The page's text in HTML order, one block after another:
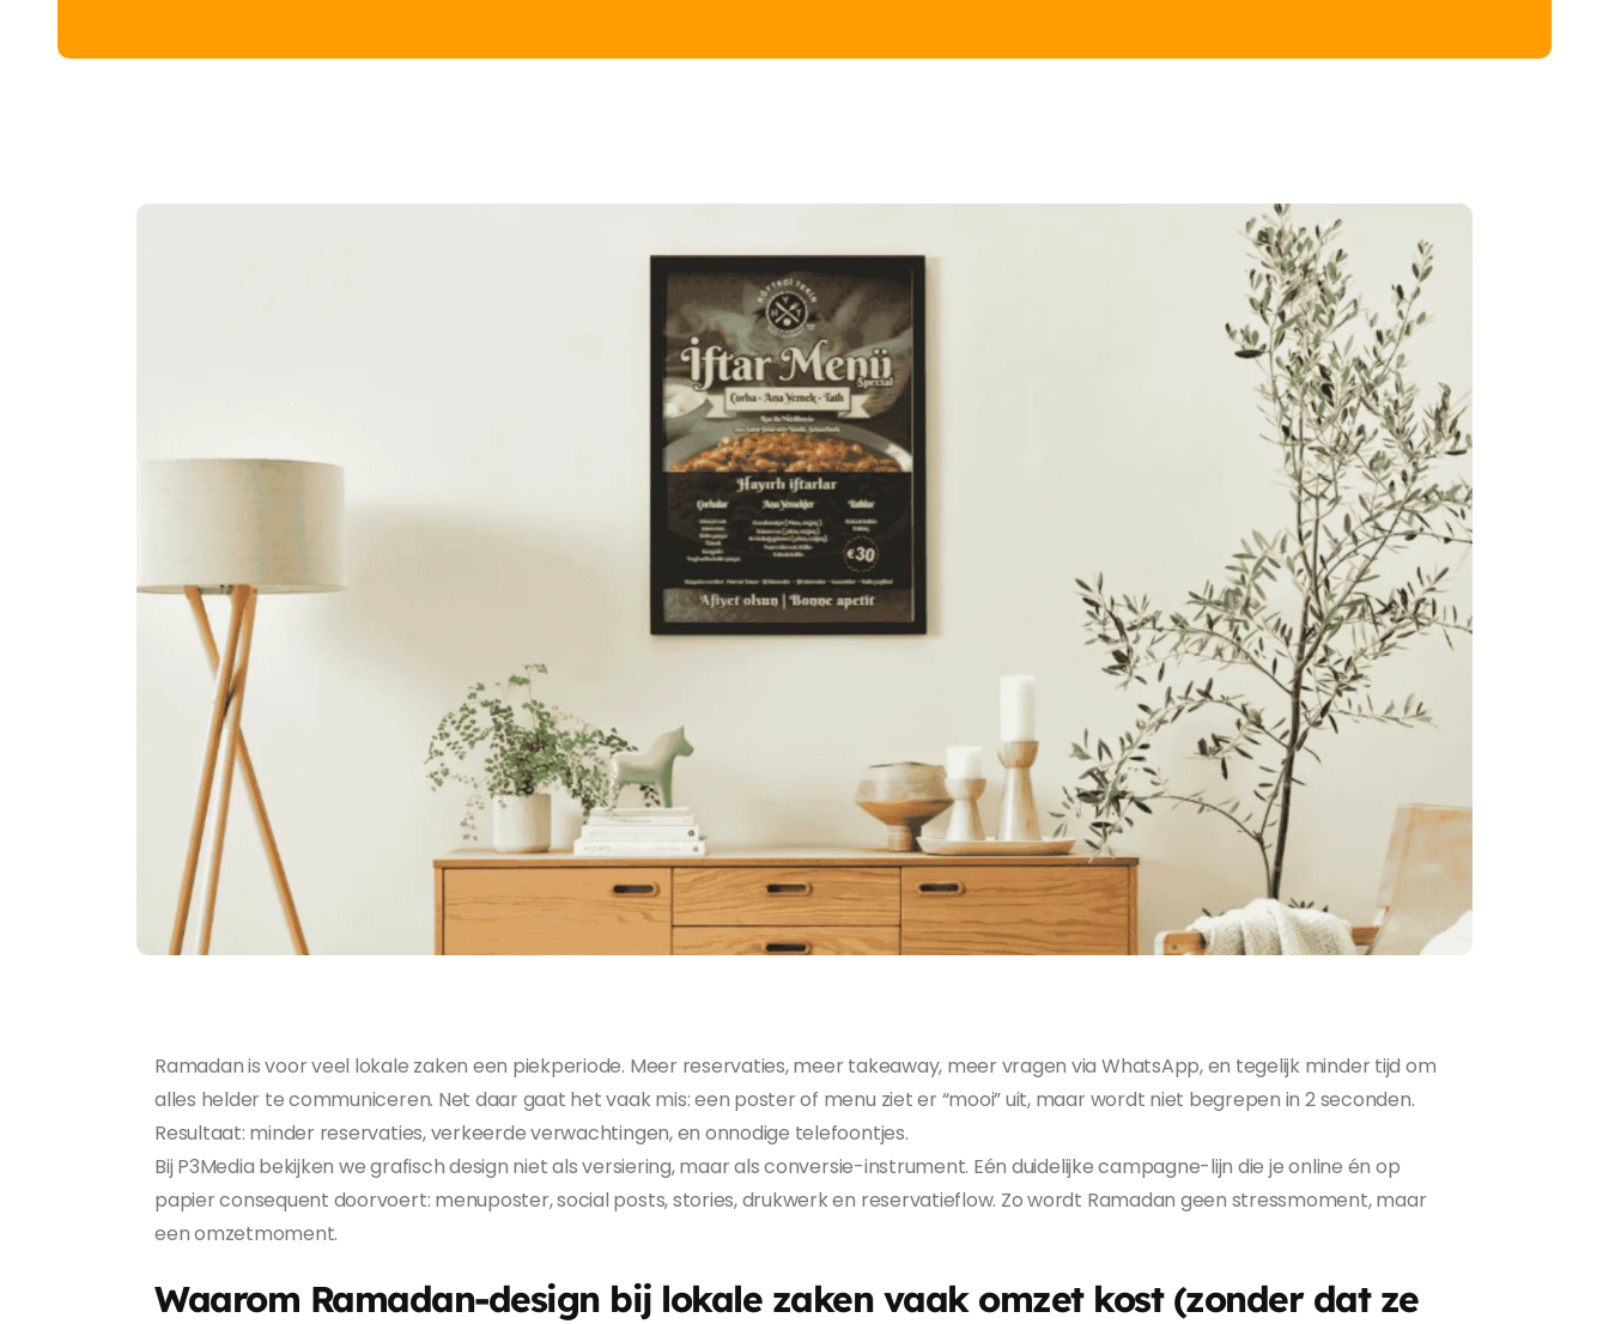
Ramadan is voor veel lokale zaken een piekperiode. Meer reservaties, meer takeaway, meer vragen via WhatsApp, en tegelijk minder tijd om
alles helder te communiceren. Net daar gaat het vaak mis: een poster of menu ziet er “mooi” uit, maar wordt niet begrepen in 2 seconden.
Resultaat: minder reservaties, verkeerde verwachtingen, en onnodige telefoontjes.
Bij P3Media bekijken we grafisch design niet als versiering, maar als conversie-instrument. Eén duidelijke campagne-lijn die je online én op
papier consequent doorvoert: menuposter, social posts, stories, drukwerk en reservatieflow. Zo wordt Ramadan geen stressmoment, maar
een omzetmoment.
Waarom Ramadan-design bij lokale zaken vaak omzet kost (zonder dat ze